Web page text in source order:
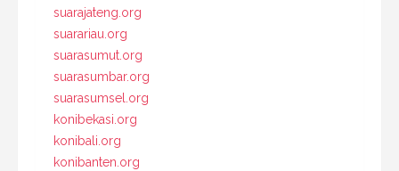
suarajateng.org
suarariau.org
suarasumut.org
suarasumbar.org
suarasumsel.org
konibekasi.org
konibali.org
konibanten.org